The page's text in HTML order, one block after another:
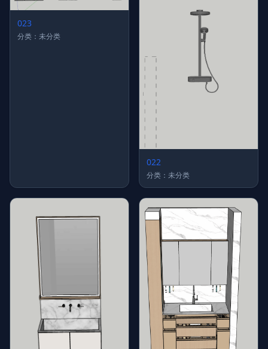
023
分类：未分类
022
分类：未分类